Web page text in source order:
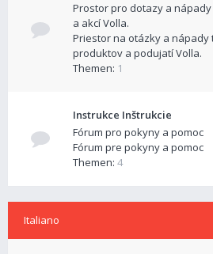
Prostor pro dotazy a
a akcí Volla.
Priestor na otázky a nápady
produktov a podujatí Volla.
Themen: 1
Instrukce Inštrukcie
Fórum pro pokyny a pomoc
Fórum pre pokyny a pomoc
Themen: 4
Italiano